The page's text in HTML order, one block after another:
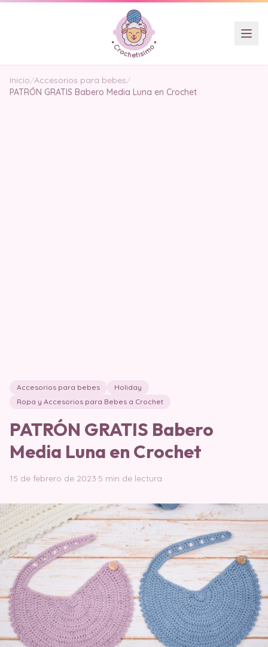
Inicio/Accesorios para bebes/
PATRÓN GRATIS Babero Media Luna en Crochet
Accesorios para bebes
Holiday
Ropa y Accesorios para Bebes a Crochet
PATRÓN GRATIS Babero
Media Luna en Crochet
15 de febrero de 2023·5 min de lectura